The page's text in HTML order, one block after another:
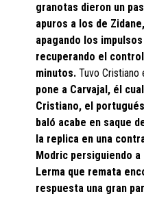
granotas dieron un
apuros a los de
apagando los
recuperando el
minutos. Tuvo Cristiano
pone a Carvajal, él
Cristiano, el
baló acabe en saque
la replica en una
Modric persiguiendo
Lerma que remata
respuesta una gran